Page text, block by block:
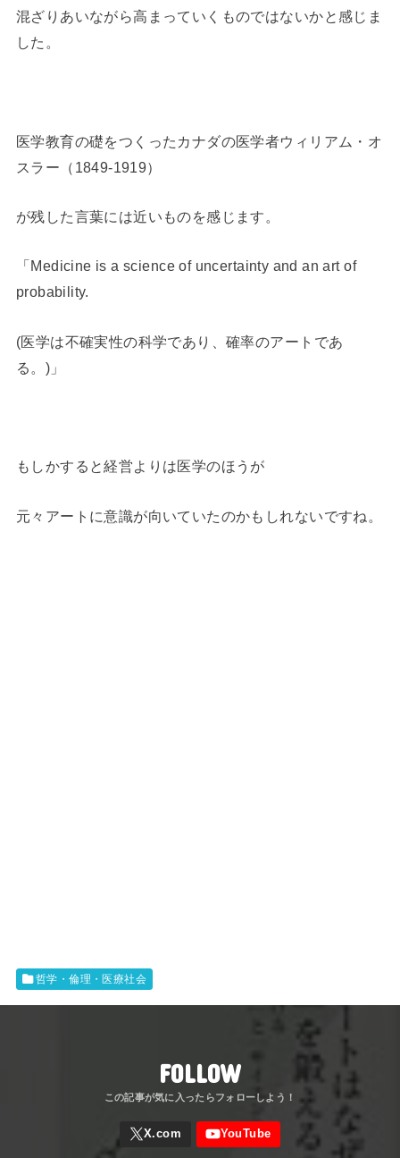
混ざりあいながら高まっていくものではないかと感じま
した。
医学教育の礎をつくったカナダの医学者ウィリアム・オ
スラー（1849-1919）
が残した言葉には近いものを感じます。
「Medicine is a science of uncertainty and an art of
probability.
(医学は不確実性の科学であり、確率のアートであ
る。)」
もしかすると経営よりは医学のほうが
元々アートに意識が向いていたのかもしれないですね。
哲学・倫理・医療社会
FOLLOW